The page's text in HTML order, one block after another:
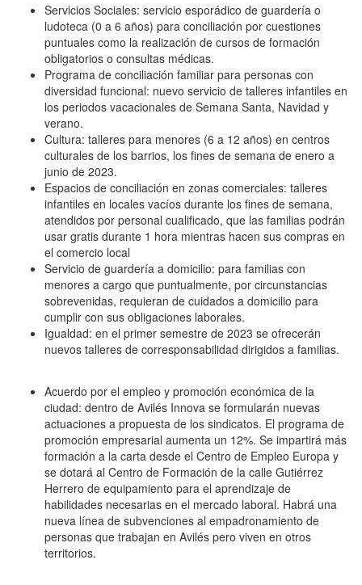
Servicios Sociales: servicio esporádico de guardería o
ludoteca (0 a 6 años) para conciliación por cuestiones
puntuales como la realización de cursos de formación
obligatorios o consultas médicas.
Programa de conciliación familiar para personas con
diversidad funcional: nuevo servicio de talleres infantiles en
los periodos vacacionales de Semana Santa, Navidad y
verano.
Cultura: talleres para menores (6 a 12 años) en centros
culturales de los barrios, los fines de semana de enero a
junio de 2023.
Espacios de conciliación en zonas comerciales: talleres
infantiles en locales vacíos durante los fines de semana,
atendidos por personal cualificado, que las familias podrán
usar gratis durante 1 hora mientras hacen sus compras en
el comercio local
Servicio de guardería a domicilio: para familias con
menores a cargo que puntualmente, por circunstancias
sobrevenidas, requieran de cuidados a domicilio para
cumplir con sus obligaciones laborales.
Igualdad: en el primer semestre de 2023 se ofrecerán
nuevos talleres de corresponsabilidad dirigidos a familias.
Acuerdo por el empleo y promoción económica de la
ciudad: dentro de Avilés Innova se formularán nuevas
actuaciones a propuesta de los sindicatos. El programa de
promoción empresarial aumenta un 12%. Se impartirá más
formación a la carta desde el Centro de Empleo Europa y
se dotará al Centro de Formación de la calle Gutiérrez
Herrero de equipamiento para el aprendizaje de
habilidades necesarias en el mercado laboral. Habrá una
nueva línea de subvenciones al empadronamiento de
personas que trabajan en Avilés pero viven en otros
territorios.